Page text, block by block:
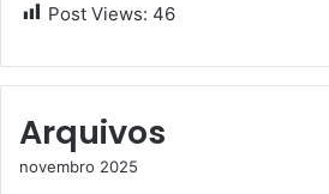
Post Views: 46
Arquivos
novembro 2025